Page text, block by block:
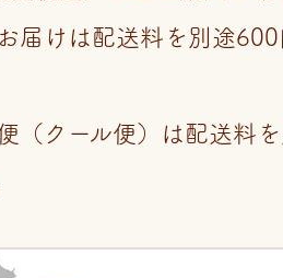
届けは配送料を別途
（クール便）は配送料